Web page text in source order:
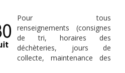
Pour tous
renseignements (consignes
de tri, horaires des
déchèteries, jours de
collecte, maintenance des